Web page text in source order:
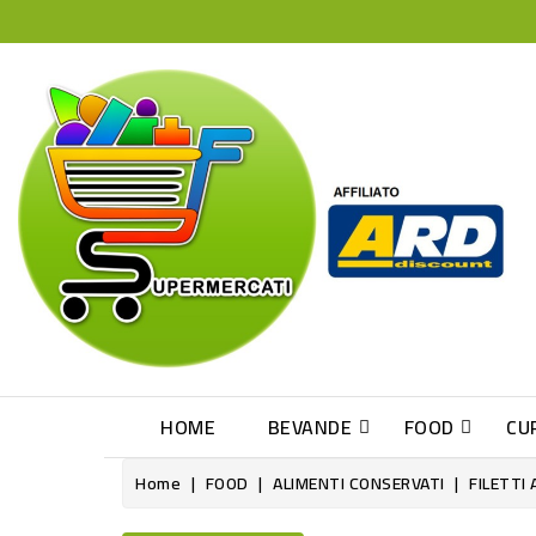
HOME BEVANDE FOOD
Home FOOD ALIMENTI CONSERVATI FILETTI